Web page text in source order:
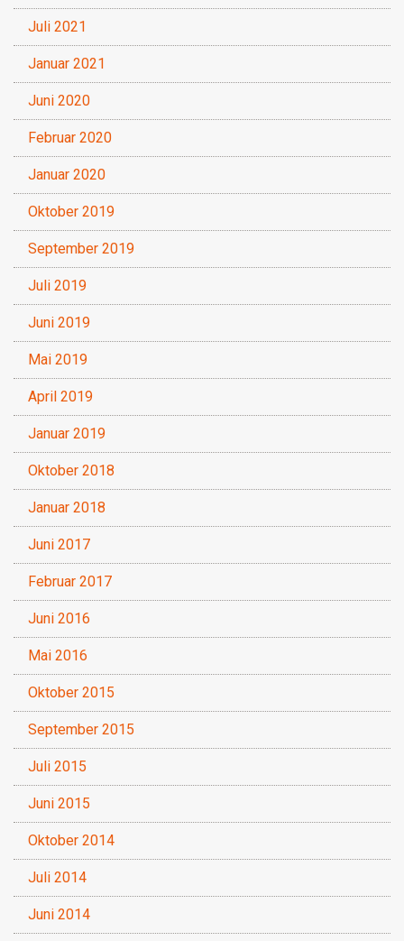
Juli 2021
Januar 2021
Juni 2020
Februar 2020
Januar 2020
Oktober 2019
September 2019
Juli 2019
Juni 2019
Mai 2019
April 2019
Januar 2019
Oktober 2018
Januar 2018
Juni 2017
Februar 2017
Juni 2016
Mai 2016
Oktober 2015
September 2015
Juli 2015
Juni 2015
Oktober 2014
Juli 2014
Juni 2014